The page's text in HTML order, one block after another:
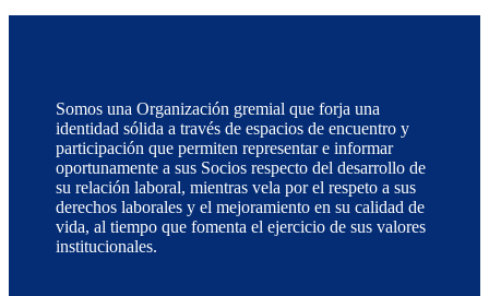
Somos una Organización gremial que forja una
identidad sólida a través de espacios de encuentro y
participación que permiten representar e informar
oportunamente a sus Socios respecto del desarrollo de
su relación laboral, mientras vela por el respeto a sus
derechos laborales y el mejoramiento en su calidad de
vida, al tiempo que fomenta el ejercicio de sus valores
institucionales.